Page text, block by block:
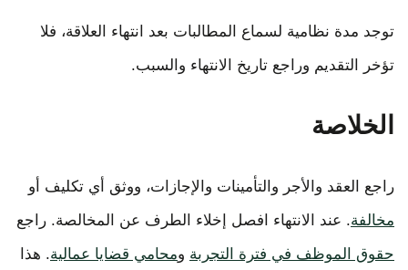
توجد مدة نظامية لسماع المطالبات بعد انتهاء العلاقة، فلا
تؤخر التقديم وراجع تاريخ الانتهاء والسبب.
الخلاصة
راجع العقد والأجر والتأمينات والإجازات، ووثق أي تكليف أو
مخالفة. عند الانتهاء افصل إخلاء الطرف عن المخالصة. راجع
حقوق الموظف في فترة التجربة ومحامي قضايا عمالية. هذا